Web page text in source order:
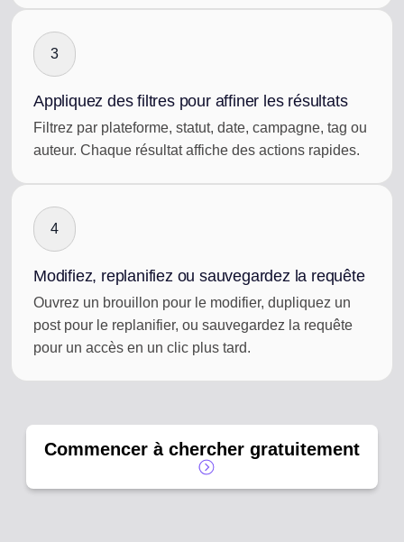
3
Appliquez des filtres pour affiner les résultats
Filtrez par plateforme, statut, date, campagne, tag ou
auteur. Chaque résultat affiche des actions rapides.
4
Modifiez, replanifiez ou sauvegardez la requête
Ouvrez un brouillon pour le modifier, dupliquez un
post pour le replanifier, ou sauvegardez la requête
pour un accès en un clic plus tard.
Commencer à chercher gratuitement